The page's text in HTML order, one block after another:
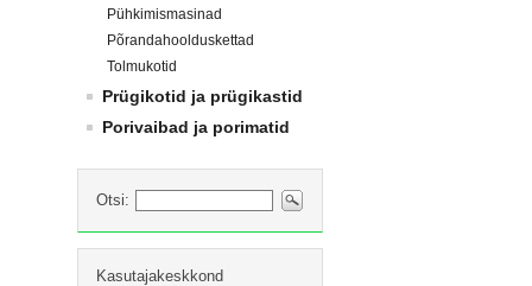
Pühkimismasinad
Põrandahoolduskettad
Tolmukotid
Prügikotid ja prügikastid
Porivaibad ja porimatid
Otsi:
Kasutajakeskkond